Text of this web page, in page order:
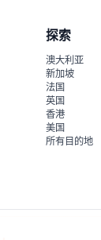
探索
澳大利亚
新加坡
法国
英国
香港
美国
所有目的地